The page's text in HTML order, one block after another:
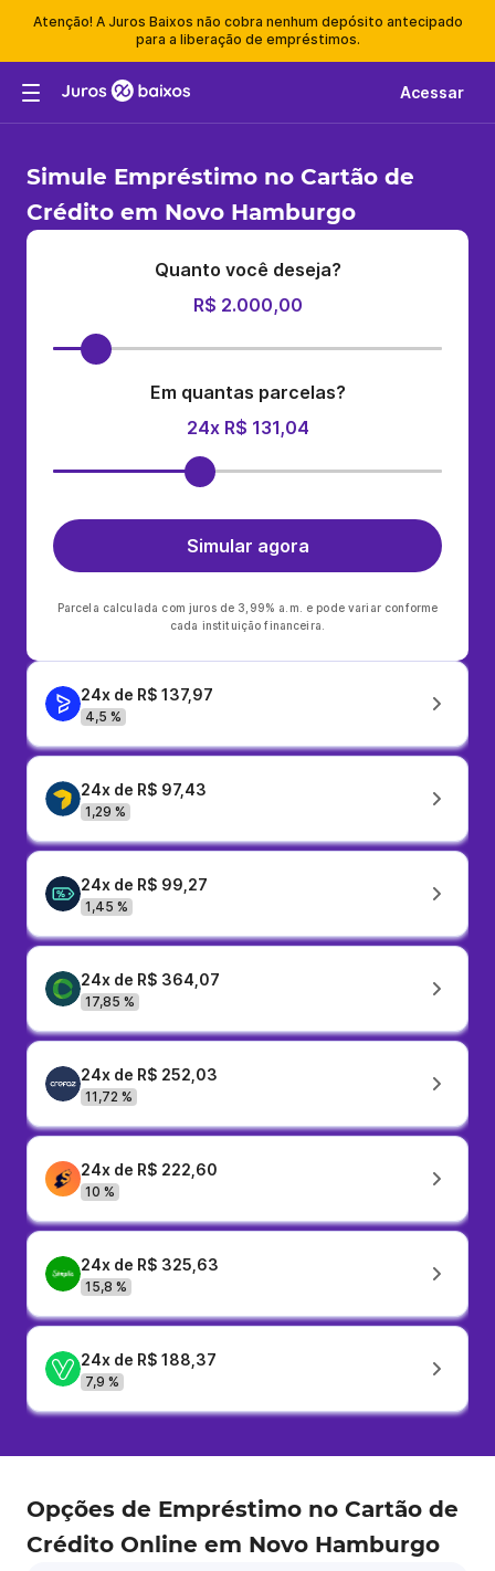
Atenção! A Juros Baixos não cobra nenhum depósito antecipado
para a liberação de empréstimos.
Acessar
Simule Empréstimo no Cartão de
Crédito em Novo Hamburgo
Quanto você deseja?
R$ 2.000,00
Em quantas parcelas?
24x R$ 131,04
Simular agora
Parcela calculada com juros de 3,99% a.m. e pode variar conforme
cada instituição financeira.
24x de R$ 137,97
4,5 %
24x de R$ 97,43
1,29 %
24x de R$ 99,27
1,45 %
24x de R$ 364,07
17,85 %
24x de R$ 252,03
11,72 %
24x de R$ 222,60
10 %
24x de R$ 325,63
15,8 %
24x de R$ 188,37
7,9 %
Opções de Empréstimo no Cartão de
Crédito Online em Novo Hamburgo